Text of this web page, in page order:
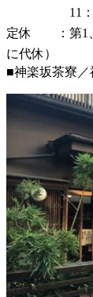
11：00～
定休 ：第1、
に代休）
■神楽坂茶寮／